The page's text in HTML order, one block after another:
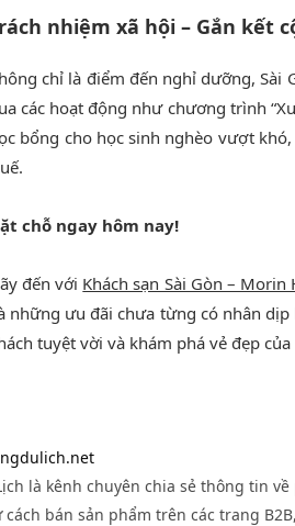
nhiệm xã hội – Gắn kết
chỉ là điểm đến nghỉ dưỡng, Sài
các hoạt động như chương trình
bổng cho học sinh nghèo vượt
chỗ ngay hôm nay!
đến với Khách sạn Sài Gòn – Morin
những ưu đãi chưa từng có nhân
tuyệt vời và khám phá vẻ đẹp
là kênh chuyên chia sẻ thông tin
bán sản phẩm trên các trang